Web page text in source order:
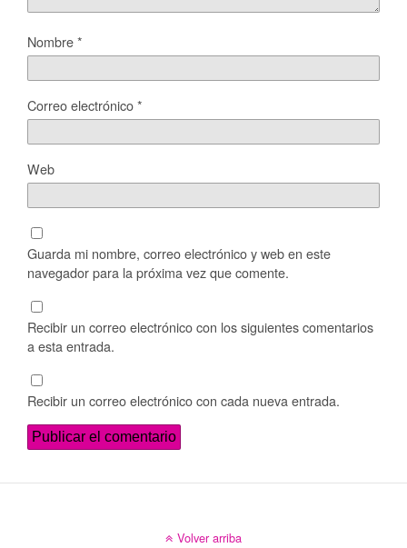
Nombre*
Correo electrónico*
Web
Guarda mi nombre, correo electrónico y web en este
navegador para la próxima vez que comente.
Recibir un correo electrónico con los siguientes comentarios
a esta entrada.
Recibir un correo electrónico con cada nueva entrada.
Volver arriba